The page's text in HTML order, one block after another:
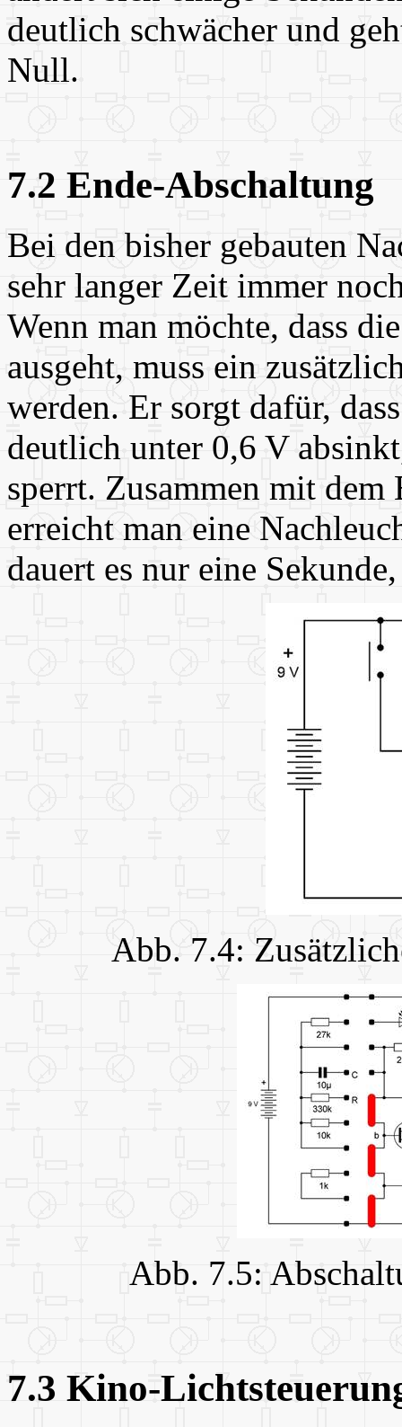
deutlich schwächer und
Null.
7.2 Ende-Abschaltung
Bei den bisher gebauten
sehr langer Zeit immer
Wenn man möchte, dass
ausgeht, muss ein
werden. Er sorgt dafür,
deutlich unter 0,6 V
sperrt. Zusammen mit
erreicht man eine
dauert es nur eine
Abb. 7.4:
Abb. 7.5:
7.3 Kino-